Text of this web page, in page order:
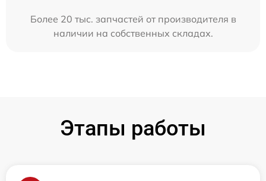
Более 20 тыс. запчастей от производителя в
наличии на собственных складах.
Этапы работы